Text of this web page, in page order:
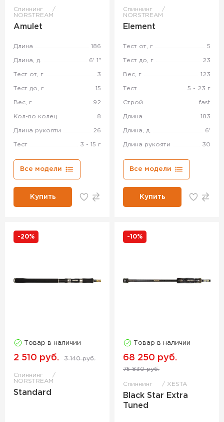
Спиннинг
NORSTREAM
Amulet
Длина 186
Длина, д. 6' 1"
Тест от, г 3
Тест до, г 15
Вес, г 92
Кол-во колец 8
Длина рукояти 26
Тест 3 - 15 г
Все модели
Купить
Спиннинг
NORSTREAM
Element
Тест от, г 5
Тест до, г 23
Вес, г 123
Тест 5 - 23 г
Строй fast
Длина 183
Длина, д. 6'
Длина рукояти 30
Все модели
Купить
-20%
Товар в наличии
2 510 руб. 3 140 руб.
Спиннинг
NORSTREAM
Standard
-10%
Товар в наличии
68 250 руб.
75 830 руб.
Спиннинг XESTA
Black Star Extra
Tuned